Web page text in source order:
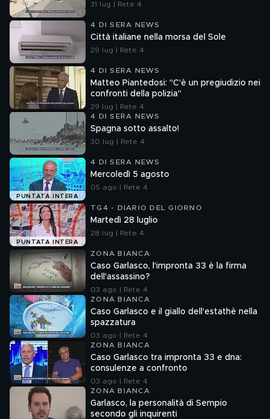
31 lug | Rete 4
4 DI SERA NEWS
Città italiane nella morsa del Sole
29 lug | Rete 4
4 DI SERA NEWS
Matteo Piantedosi: "C'è un pregiudizio nei
confronti della polizia"
29 lug | Rete 4
4 DI SERA NEWS
Spagna sotto assalto!
30 lug | Rete 4
PUNTATA INTERA
4 DI SERA NEWS
Mercoledì 5 agosto
05 ago | Rete 4
PUNTATA INTERA
TG4 - DIARIO DEL GIORNO
Martedì 28 luglio
28 lug | Rete 4
ZONA BIANCA
Caso Garlasco, l'impronta 33 è la firma
dell'assassino?
03 ago | Rete 4
ZONA BIANCA
Caso Garlasco e il giallo dell'estathè nella
spazzatura
03 ago | Rete 4
ZONA BIANCA
Caso Garlasco tra impronta 33 e dna:
consulenze a confronto
03 ago | Rete 4
ZONA BIANCA
Garlasco, la personalità di Sempio
secondo gli inquirenti